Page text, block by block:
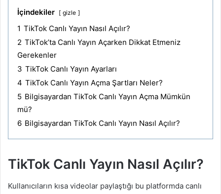
İçindekiler gizle
1 TikTok Canlı Yayın Nasıl Açılır?
2 TikTok’ta Canlı Yayın Açarken Dikkat Etmeniz
Gerekenler
3 TikTok Canlı Yayın Ayarları
4 TikTok Canlı Yayın Açma Şartları Neler?
5 Bilgisayardan TikTok Canlı Yayın Açma Mümkün
mü?
6 Bilgisayardan TikTok Canlı Yayın Nasıl Açılır?
TikTok Canlı Yayın Nasıl Açılır?
Kullanıcıların kısa videolar paylaştığı bu platformda canlı